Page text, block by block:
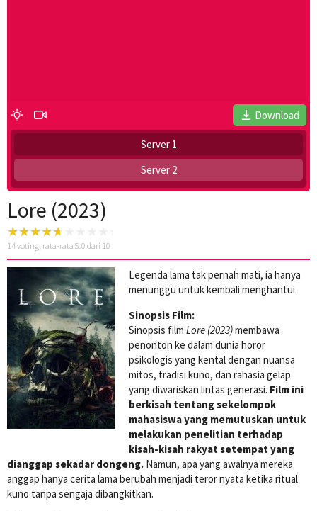
Download
Server 1
Server 2
Lore (2023)
14voting, rata-rata 5.0 dari 10
Legenda lama tak pernah mati, ia hanya
menunggu untuk kembali menghantui.
Sinopsis Film:
Sinopsis film Lore (2023)membawa
penonton ke dalam dunia horor
psikologis yang kental dengan nuansa
mitos, tradisi kuno, dan rahasia gelap
yang diwariskan lintas generasi. Film ini
berkisah tentang sekelompok
mahasiswa yang memutuskan untuk
melakukan penelitian terhadap
kisah-kisah rakyat setempat yang
dianggap sekadar dongeng. Namun, apa yang awalnya mereka
anggap hanya cerita lama berubah menjadi teror nyata ketika ritual
kuno tanpa sengaja dibangkitkan.